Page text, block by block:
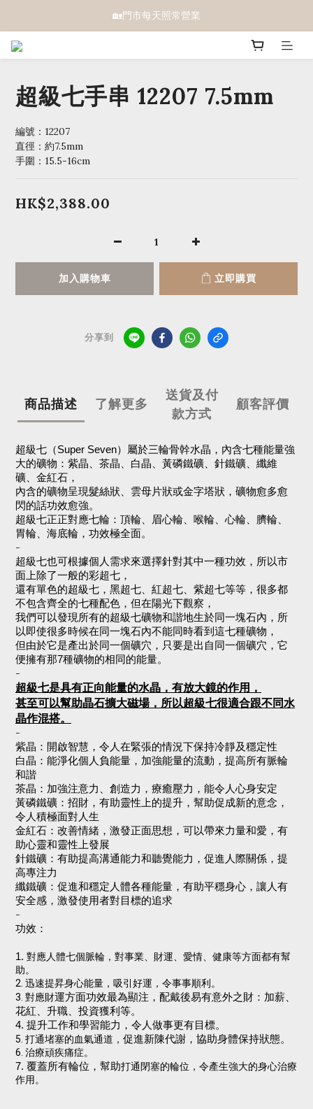
🏡門市每天照常營業
超級七手串 12207 7.5mm
編號：12207
直徑：約7.5mm
手圍：15.5-16cm
HK$2,388.00
加入購物車 立即購買
分享到
商品描述 了解更多
送貨及付
款方式
顧客評價
超級七（Super Seven）屬於三輪骨幹水晶，內含七種能量強
大的礦物：紫晶、茶晶、白晶、黃磷鐵礦、針鐵礦、纖維
礦、金紅石，
內含的礦物呈現髮絲狀、雲母片狀或金字塔狀，礦物愈多愈
閃的話功效愈強。
超級七正正對應七輪：頂輪、眉心輪、喉輪、心輪、臍輪、
胃輪、海底輪，功效極全面。
-
超級七也可根據個人需求來選擇針對其中一種功效，所以市
面上除了一般的彩超七，
還有單色的超級七，黑超七、紅超七、紫超七等等，很多都
不包含齊全的七種配色，但在陽光下觀察，
我們可以發現所有的超級七礦物和諧地生於同一塊石內，所
以即使很多時候在同一塊石內不能同時看到這七種礦物，
但由於它是產出於同一個礦穴，只要是出自同一個礦穴，它
便擁有那7種礦物的相同的能量。
-
超級七是具有正向能量的水晶，有放大鏡的作用，
甚至可以幫助晶石擴大磁場，所以超級七很適合跟不同水
晶作混搭。
-
紫晶：開啟智慧，令人在緊張的情況下保持冷靜及穩定性
白晶：能淨化個人負能量，加強能量的流動，提高所有脈輪
和諧
茶晶：加強注意力、創造力，療癒壓力，能令人心身安定
黃磷鐵礦：招財，有助靈性上的提升，幫助促成新的意念，
令人積極面對人生
金紅石：改善情緒，激發正面思想，可以帶來力量和愛，有
助心靈和靈性上發展
針鐵礦：有助提高溝通能力和聽覺能力，促進人際關係，提
高專注力
纖鐵礦：促進和穩定人體各種能量，有助平穩身心，讓人有
安全感，激發使用者對目標的追求
-
功效：
1. 對應人體七個脈輪，對事業、財運、愛情、健康等方面都有幫
助。
2. 迅速提昇身心能量，吸引好運，令事事順利。
3. 對應財運方面功效最為顯注，配戴後易有意外之財：加薪、
花紅、升職、投資獲利等。
4. 提升工作和學習能力，令人做事更有目標。
5. 打通堵塞的血氣通道， 促進新陳代謝，協助身體保持狀態。
6. 治療頑疾痛症。
7. 覆蓋所有輪位，幫助打通閉塞的輪位，令產生強大的身心治療
作用。